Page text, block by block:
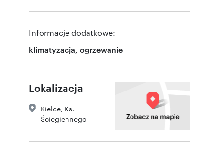
Informacje dodatkowe:
klimatyzacja, ogrzewanie
Lokalizacja
Kielce Ks.
Ściegiennego